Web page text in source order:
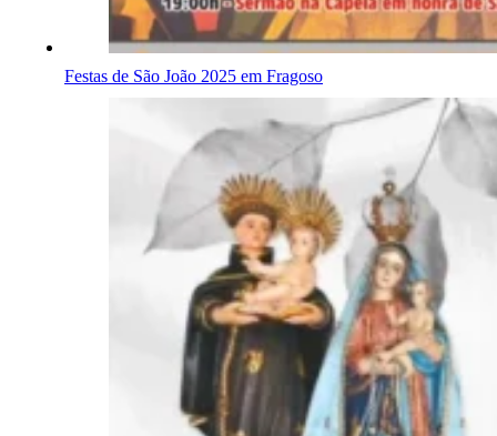
Festas de São João 2025 em Fragoso